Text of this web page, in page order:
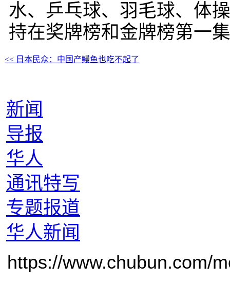
水、乒乓球、羽毛球、体
持在奖牌榜和金牌榜第一
<< 日本民众：中国产鳗鱼也吃不起了
新闻
导报
华人
通讯特写
专题报道
华人新闻
https://www.chubun.com/